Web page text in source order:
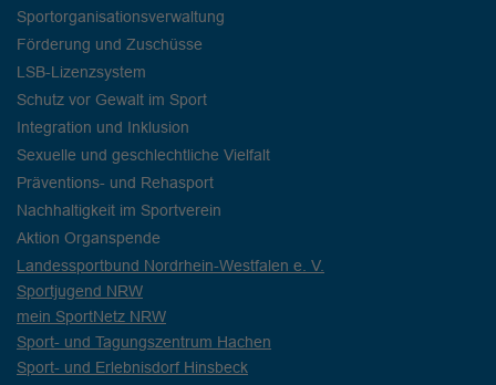
Sportorganisationsverwaltung
Förderung und Zuschüsse
LSB-Lizenzsystem
Schutz vor Gewalt im Sport
Integration und Inklusion
Sexuelle und geschlechtliche Vielfalt
Präventions- und Rehasport
Nachhaltigkeit im Sportverein
Aktion Organspende
Landessportbund Nordrhein-Westfalen e. V.
Sportjugend NRW
mein SportNetz NRW
Sport- und Tagungszentrum Hachen
Sport- und Erlebnisdorf Hinsbeck